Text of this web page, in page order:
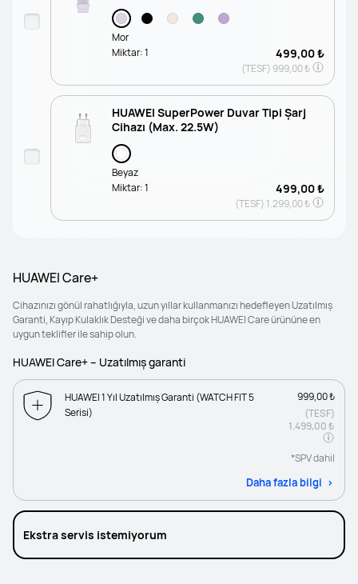
Mor
499,00 ₺
(TESF) 999,00 ₺
Miktar:1
HUAWEI SuperPower Duvar Tipi Şarj
Cihazı (Max. 22.5W)
Beyaz
499,00 ₺
(TESF) 1.299,00 ₺
Miktar:1
HUAWEI Care+
Cihazınızı gönül rahatlığıyla, uzun yıllar kullanmanızı hedefleyen Uzatılmış
Garanti, Kayıp Kulaklık Desteği ve daha birçok HUAWEI Care ürününe en
uygun teklifler ile sahip olun.
HUAWEI Care+ – Uzatılmış garanti
HUAWEI 1 Yıl Uzatılmış Garanti (WATCH FIT 5
Serisi)
999,00 ₺
(TESF)
1.499,00 ₺
*SPV dahil
Daha fazla bilgi
Ekstra servis istemiyorum